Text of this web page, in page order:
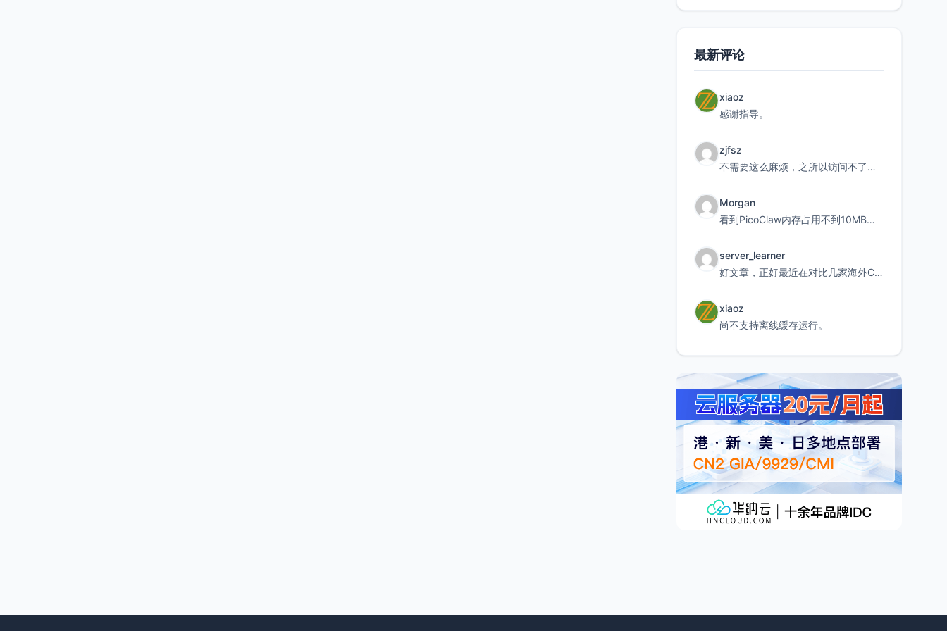
最新评论
xiaoz
感谢指导。
zjfsz
不需要这么麻烦，之所以访问不了，是由于非对称路由的问题，在爱快主路由添加一条静态路由192.168.
Morgan
看到PicoClaw内存占用不到10MB这个数据真的很惊喜，确实很适合我这种想用旧设备折腾AI的小白
server_learner
好文章，正好最近在对比几家海外CDN。文中提到CF免费版不支持自定义回源端口和HOST这个痛点太真实
xiaoz
尚不支持离线缓存运行。